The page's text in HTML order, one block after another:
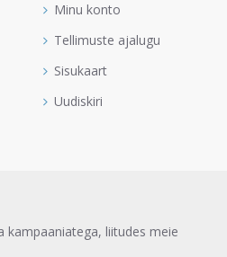
Minu konto
Tellimuste ajalugu
Sisukaart
Uudiskiri
kampaaniatega, liitudes meie